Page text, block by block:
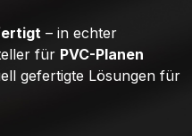
– in echter
für PVC-Planen
gefertigte Lösungen für